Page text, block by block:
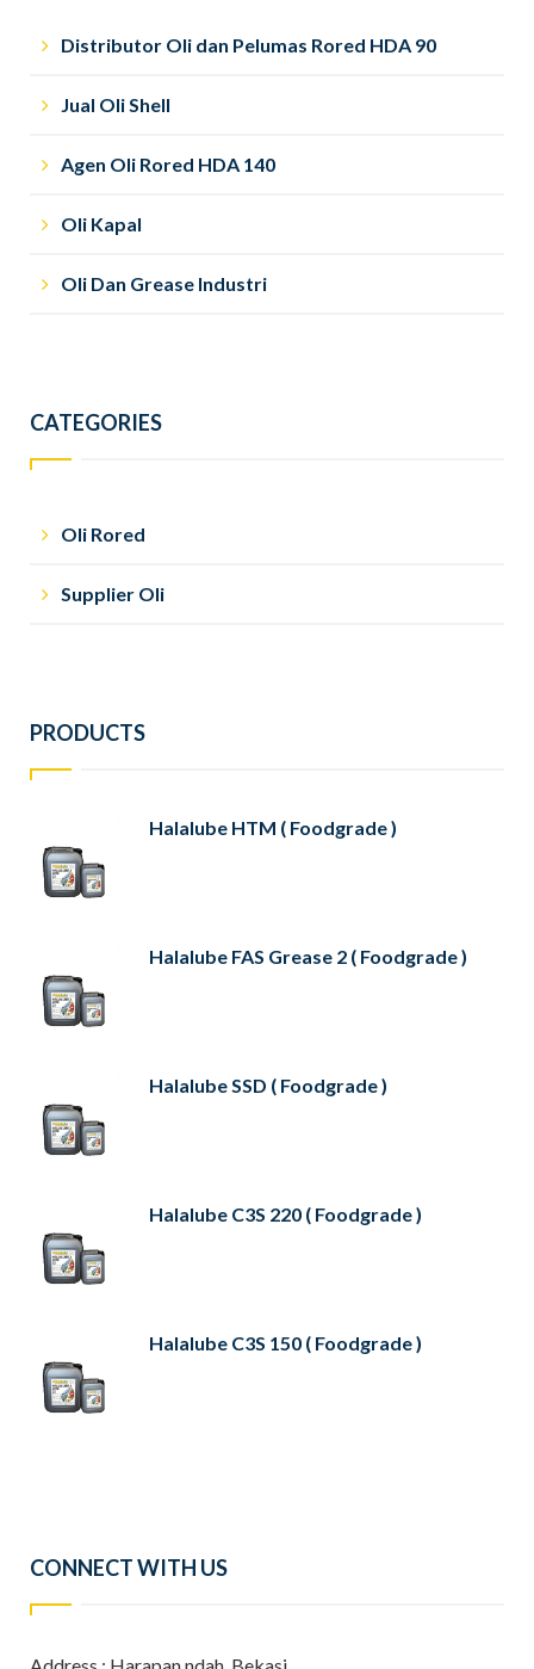
Distributor Oli dan Pelumas Rored HDA 90
Jual Oli Shell
Agen Oli Rored HDA 140
Oli Kapal
Oli Dan Grease Industri
CATEGORIES
Oli Rored
Supplier Oli
PRODUCTS
Halalube HTM ( Foodgrade )
Halalube FAS Grease 2 ( Foodgrade )
Halalube SSD ( Foodgrade )
Halalube C3S 220 ( Foodgrade )
Halalube C3S 150 ( Foodgrade )
CONNECT WITH US